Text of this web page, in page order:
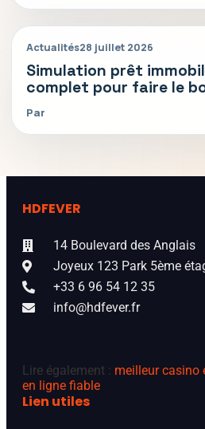
Actualités28 juillet 2026
Simulation prêt
complet pour faire le
Par
HDFEVER
14 Boulevard des Anglais
Joyeux 123 Park 5ème
+33 6 96 54 12 35
info@hdfever.fr
Lire également : meilleur casino
en ligne fiable
Lien utiles